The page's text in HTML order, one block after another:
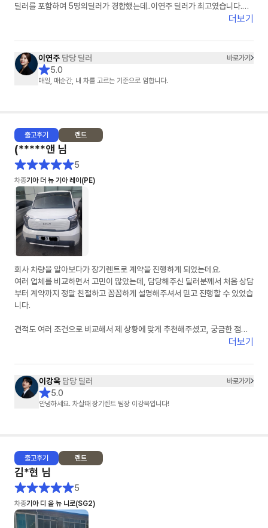
딜러를 포함하여 5명의딜러가 경합했는데..이연주 딜러가 최고였습니다.
이연주 딜러에게 장기렌트 서류를 모두 전달하고 장기렌트 계약서 쓰기 직전
입 역시 이연주 딜러가 끝까지 맡아서 잘 해주어 너무 감사했습니다.
다시 한번 이연주 딜러를 칭찬하고 추천드립니다.
이연주 딜러를 선택하시면 반드시 후회 안하리라 봅니다.
더보기
이연주 담당 딜러 바로가기
5.0
매일, 매순간, 내 차를 고르는 기준으로 임합니다.
출고후기 렌트
(*****앤 님
5
차종기아 더 뉴 기아 레이(PE)
회사 차량을 알아보다가 장기렌트로 계약을 진행하게 되었는데요.
여러 업체를 비교하면서 고민이 많았는데, 담당해주신 딜러분께서 처음 상담
부터 계약까지 정말 친절하고 꼼꼼하게 설명해주셔서 믿고 진행할 수 있었습
니다.
견적도 여러 조건으로 비교해서 제 상황에 맞게 추천해주셨고, 궁금한 점을
문의할 때마다 빠르게 답변해주셔서 진행 과정이 굉장히 편했습니다.
좋았습니다.
차량 계약 진행도 빠르게 처리해주셔서 만족스럽게 계약 완료했습니다.
장기렌트 고민하시는 분들 계시면 한 번 상담 받아보셔도 좋을 것 같습니다.
더보기
이강욱 담당 딜러 바로가기
5.0
안녕하세요. 차살때 장기렌트 팀장 이강욱입니다!
출고후기 렌트
김*현 님
5
차종기아 디 올 뉴 니로(SG2)